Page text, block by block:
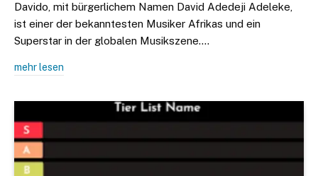
Davido, mit bürgerlichem Namen David Adedeji Adeleke,
ist einer der bekanntesten Musiker Afrikas und ein
Superstar in der globalen Musikszene.…
mehr lesen